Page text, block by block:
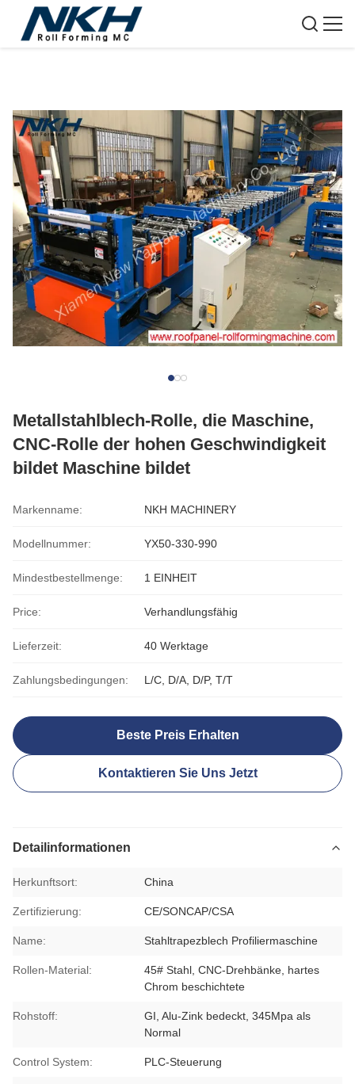
Metallstahlblech-Rolle, die Maschine,
CNC-Rolle der hohen Geschwindigkeit
bildet Maschine bildet
Markenname: NKH MACHINERY
Modellnummer: YX50-330-990
Mindestbestellmenge: 1 EINHEIT
Price: Verhandlungsfähig
Lieferzeit: 40 Werktage
Zahlungsbedingungen: L/C, D/A, D/P, T/T
Beste Preis Erhalten
Kontaktieren Sie Uns Jetzt
Detailinformationen
Herkunftsort: China
Zertifizierung: CE/SONCAP/CSA
Name: Stahltrapezblech Profiliermaschine
Rollen-Material:
45# Stahl, CNC-Drehbänke, hartes
Chrom beschichtete
Rohstoff:
GI, Alu-Zink bedeckt, 345Mpa als
Normal
Control System: PLC-Steuerung